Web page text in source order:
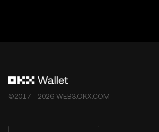
詢您的法律/稅務/投資專業人士。OKX
自託管錢包軟件服務，讓您可以發現並
OKX Web3 錢包無法控制此類第三方平
©2017 - 2026 WEB3.OKX.COM